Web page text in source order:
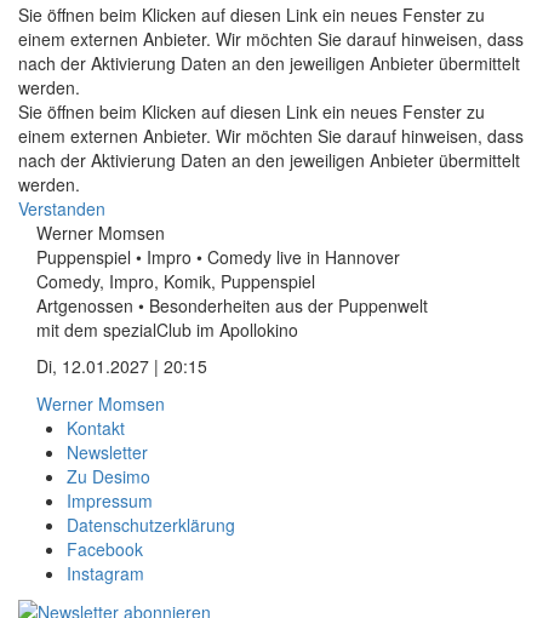
Sie öffnen beim Klicken auf diesen Link ein neues Fenster zu
einem externen Anbieter. Wir möchten Sie darauf hinweisen, dass
nach der Aktivierung Daten an den jeweiligen Anbieter übermittelt
werden.
Sie öffnen beim Klicken auf diesen Link ein neues Fenster zu
einem externen Anbieter. Wir möchten Sie darauf hinweisen, dass
nach der Aktivierung Daten an den jeweiligen Anbieter übermittelt
werden.
Verstanden
Werner Momsen
Puppenspiel • Impro • Comedy live in Hannover
Comedy, Impro, Komik, Puppenspiel
Artgenossen • Besonderheiten aus der Puppenwelt
mit dem spezialClub im Apollokino
Di, 12.01.2027 | 20:15
Werner Momsen
Kontakt
Newsletter
Zu Desimo
Impressum
Datenschutzerklärung
Facebook
Instagram